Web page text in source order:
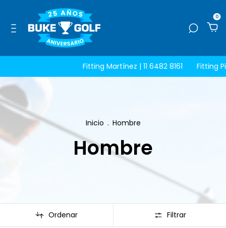
0
Fitting Martínez | 11 6482 8161 Fitting Pilar | 11
Inicio . Hombre
Hombre
Ordenar Filtrar